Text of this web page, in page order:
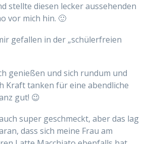
stellte diesen lecker aussehenden
vor mich hin. 🙂
gefallen in der „schülerfreien
genießen und sich rundum und
Kraft tanken für eine abendliche
gut! 😉
super geschmeckt, aber das lag
dass sich meine Frau am